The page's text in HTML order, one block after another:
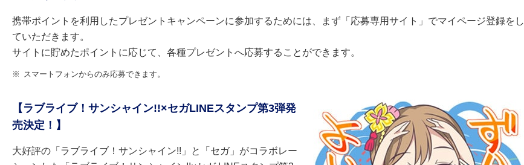
携帯ポイントを利用したプレゼントキャンペーンに参加するためには、まず「応募専用サイト」でマイページ登録をし
ていただきます。
サイトに貯めたポイントに応じて、各種プレゼントへ応募することができます。
※ スマートフォンからのみ応募できます。
【ラブライブ！サンシャイン!!×セガLINEスタンプ第3弾発
売決定！】
大好評の「ラブライブ！サンシャイン!!」と「セガ」がコラボレー